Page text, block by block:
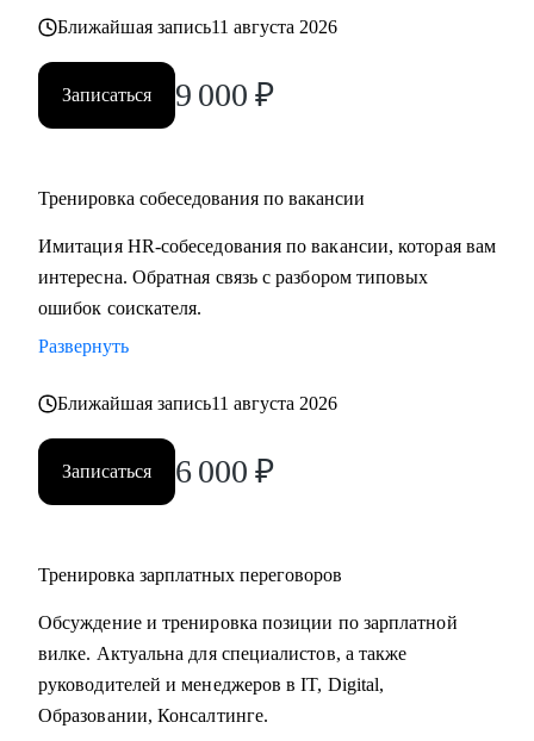
Ближайшая запись11 августа 2026
Записаться 9 000 ₽
Тренировка собеседования по вакансии
Имитация HR-собеседования по вакансии, которая вам
интересна. Обратная связь с разбором типовых
ошибок соискателя.
Развернуть
Ближайшая запись11 августа 2026
Записаться 6 000 ₽
Тренировка зарплатных переговоров
Обсуждение и тренировка позиции по зарплатной
вилке. Актуальна для специалистов, а также
руководителей и менеджеров в IT, Digital,
Образовании, Консалтинге.